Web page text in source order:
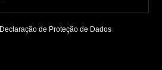
Declaração de Proteção de Dados